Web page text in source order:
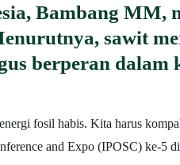
Bambang MM,
sawit
berperan dalam
fosil habis. Kita harus
and Expo (IPOSC) ke-5